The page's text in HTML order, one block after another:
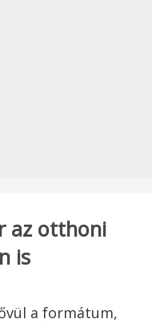
az otthoni
is
a formátum,